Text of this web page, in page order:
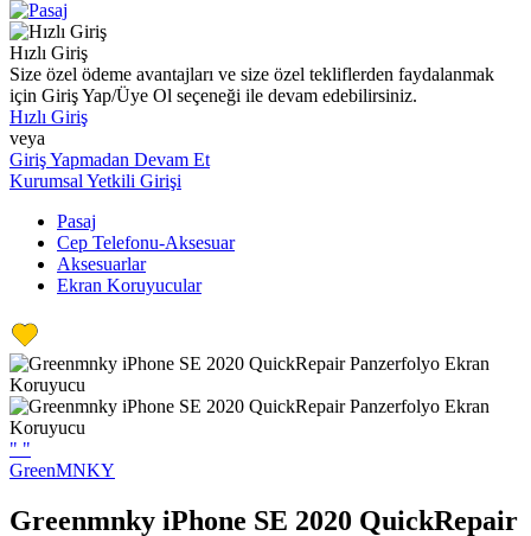
Hızlı Giriş
Size özel ödeme avantajları ve size özel tekliflerden faydalanmak
için Giriş Yap/Üye Ol seçeneği ile devam edebilirsiniz.
Hızlı Giriş
veya
Giriş Yapmadan Devam Et
Kurumsal Yetkili Girişi
Pasaj
Cep Telefonu-Aksesuar
Aksesuarlar
Ekran Koruyucular
" "
GreenMNKY
Greenmnky iPhone SE 2020 QuickRepair